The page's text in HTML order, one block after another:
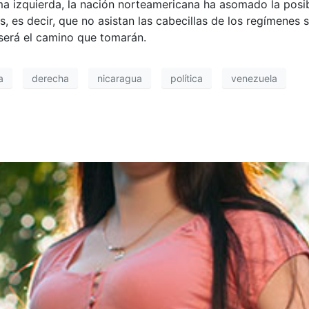
izquierda, la nación norteamericana ha asomado la
es decir, que no asistan las cabecillas de los regímenes
el camino que tomarán.
derecha nicaragua política venezuela